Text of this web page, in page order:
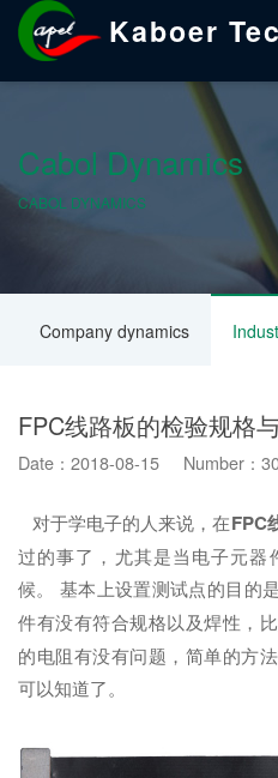
Kaboer
Cabol Dynamics
CABOL DYNAMICS
Company dynamics
FPC线路板的检验规格
Date：2018-08-15 Number：
对于学电子的人来说，在FPC
过的事了，尤其是当电子元
候。 基本上设置测试点的目的
件有没有符合规格以及焊性，
的电阻有没有问题，简单的方
可以知道了。